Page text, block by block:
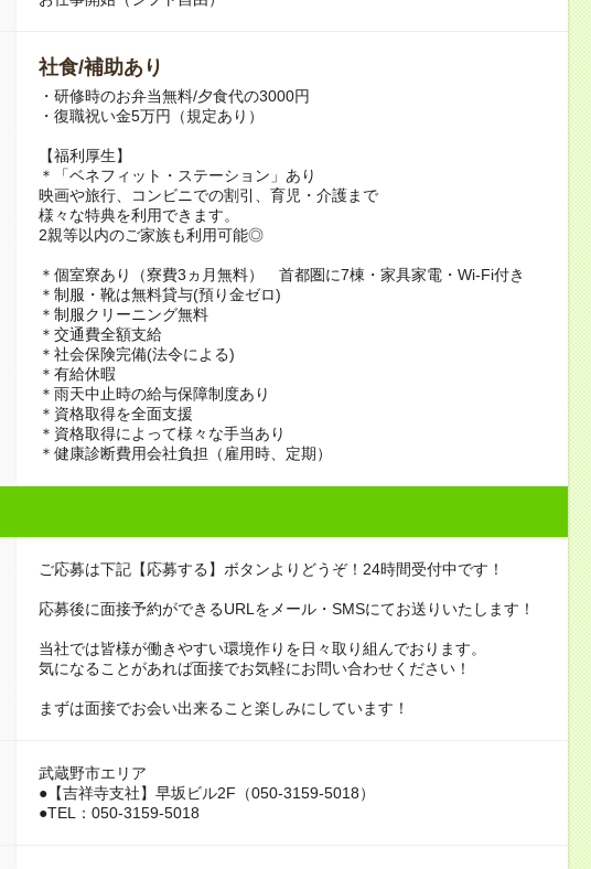
社食/補助あり
・研修時のお弁当無料/夕食代の3000円
・復職祝い金5万円（規定あり）
【福利厚生】
＊「ベネフィット・ステーション」あり
映画や旅行、コンビニでの割引、育児・介護まで
様々な特典を利用できます。
2親等以内のご家族も利用可能◎
＊個室寮あり（寮費3ヵ月無料） 首都圏に7棟・家具家電・Wi-Fi付き
＊制服・靴は無料貸与(預り金ゼロ)
＊制服クリーニング無料
＊交通費全額支給
＊社会保険完備(法令による)
＊有給休暇
＊雨天中止時の給与保障制度あり
＊資格取得を全面支援
＊資格取得によって様々な手当あり
＊健康診断費用会社負担（雇用時、定期）
ご応募は下記【応募する】ボタンよりどうぞ！24時間受付中です！
応募後に面接予約ができるURLをメール・SMSにてお送りいたします！
当社では皆様が働きやすい環境作りを日々取り組んでおります。
気になることがあれば面接でお気軽にお問い合わせください！
まずは面接でお会い出来ること楽しみにしています！
武蔵野市エリア
●【吉祥寺支社】早坂ビル2F（050-3159-5018）
●TEL：050-3159-5018